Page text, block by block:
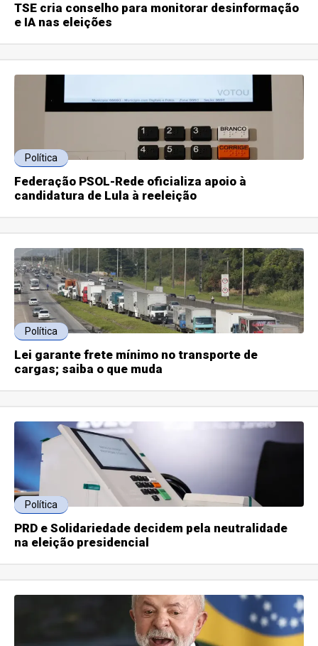
TSE cria conselho para monitorar desinformação
e IA nas eleições
Política
Federação PSOL-Rede oficializa apoio à
candidatura de Lula à reeleição
Política
Lei garante frete mínimo no transporte de
cargas; saiba o que muda
Política
PRD e Solidariedade decidem pela neutralidade
na eleição presidencial